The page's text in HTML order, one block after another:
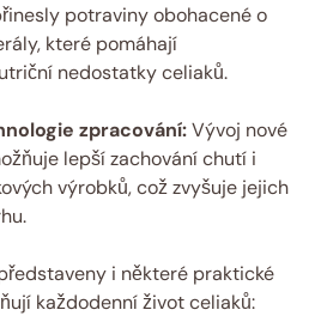
potraviny obohacené o
které pomáhají
nedostatky celiaků.
zpracování:Vývoj nové
lepší zachování chutí i
výrobků, což zvyšuje jejich
i některé praktické
každodenní život celiaků: